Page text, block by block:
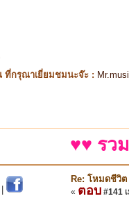
กรุณาเยี่ยมชมนะจ๊ะ :
♥♥ รว
Re: โหมดชีวิต
« ตอบ #141